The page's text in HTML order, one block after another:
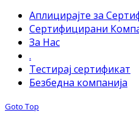
Аплицирајте за
Сертифицирани
За Нас
.
Тестирај сертификат
Безбедна компанија
Goto Top